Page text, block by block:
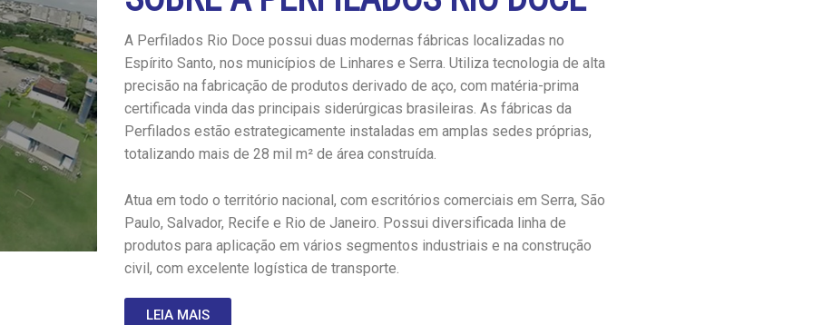
A Perfilados Rio Doce possui duas modernas fábricas localizadas no
Espírito Santo, nos municípios de Linhares e Serra. Utiliza tecnologia de alta
precisão na fabricação de produtos derivado de aço, com matéria-prima
certificada vinda das principais siderúrgicas brasileiras. As fábricas da
Perfilados estão estrategicamente instaladas em amplas sedes próprias,
totalizando mais de 28 mil m² de área construída.
Atua em todo o território nacional, com escritórios comerciais em Serra, São
Paulo, Salvador, Recife e Rio de Janeiro. Possui diversificada linha de
produtos para aplicação em vários segmentos industriais e na construção
civil, com excelente logística de transporte.
LEIA MAIS